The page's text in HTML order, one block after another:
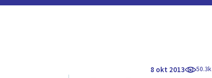
8 okt 2013 50.3k